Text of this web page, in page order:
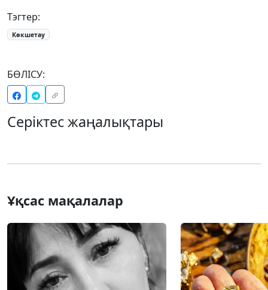
Тэгтер:
Көкшетау
БӨЛІСУ:
Серіктес жаңалықтары
Ұқсас мақалалар